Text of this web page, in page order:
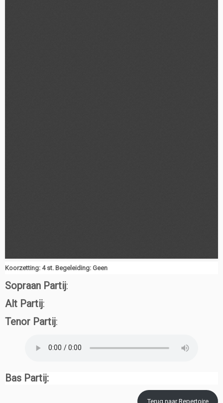
Koorzetting: 4 st. Begeleiding: Geen
Sopraan Partij:
Alt Partij:
Tenor Partij:
Bas Partij:
Terug naar Repertoire